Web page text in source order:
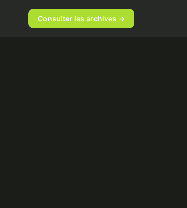
Consulter les archives →